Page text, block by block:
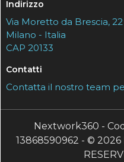
Indirizzo
Via Moretto da Brescia, 22
Milano - Italia
CAP 20133
Contatti
Contatta il nostro team
Nextwork360 -
13868590962 - ©